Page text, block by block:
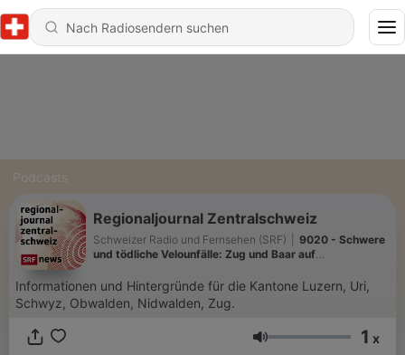
Podcasts
Regionaljournal Zentralschweiz
Schweizer Radio und Fernsehen (SRF)
9020 - Schwere
und tödliche Velounfälle: Zug und Baar auf
Informationen und Hintergründe für die Kantone Luzern, Uri,
Schwyz, Obwalden, Nidwalden, Zug.
Lautstärke 1 x